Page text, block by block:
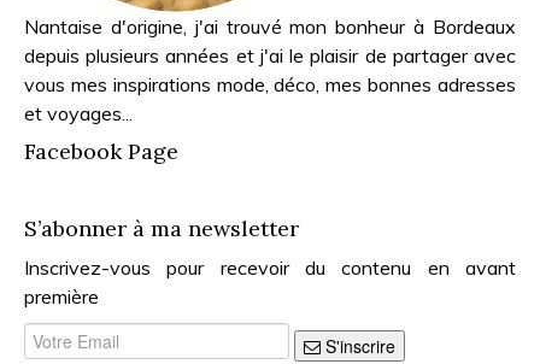
Nantaise d'origine, j'ai trouvé mon bonheur à Bordeaux
depuis plusieurs années et j'ai le plaisir de partager avec
vous mes inspirations mode, déco, mes bonnes adresses
et voyages...
Facebook Page
S’abonner à ma newsletter
Inscrivez-vous pour recevoir du contenu en avant
première
S'inscrire